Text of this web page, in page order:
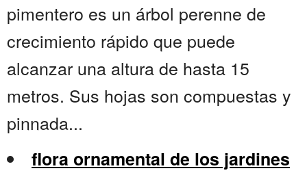
pimentero es un árbol perenne de
crecimiento rápido que puede
alcanzar una altura de hasta 15
metros. Sus hojas son compuestas y
pinnada...
flora ornamental de los jardines